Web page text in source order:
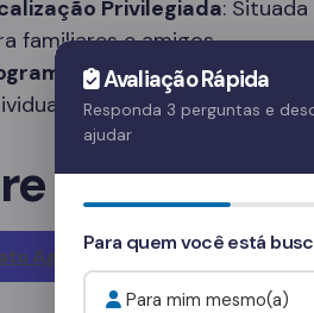
Privilegiada: Situada
familiares e amigos.
Personalizados:
de cada paciente.
em
Agora
Avaliação Rápida
Responda 3 perguntas e
ajudar
Para quem você está
Para mim mesmo(a)